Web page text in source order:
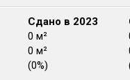
Сдано в 2023
0 м²
0 м²
(0%)